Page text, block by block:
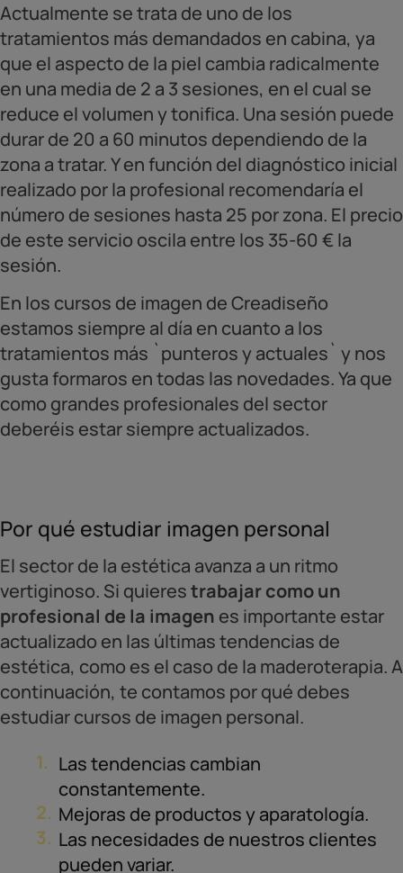
Actualmente se trata de uno de los
tratamientos más demandados en cabina, ya
que el aspecto de la piel cambia radicalmente
en una media de 2 a 3 sesiones, en el cual se
reduce el volumen y tonifica. Una sesión puede
durar de 20 a 60 minutos dependiendo de la
zona a tratar. Y en función del diagnóstico inicial
realizado por la profesional recomendaría el
número de sesiones hasta 25 por zona. El precio
de este servicio oscila entre los 35-60 € la
sesión.
En los cursos de imagen de Creadiseño
estamos siempre al día en cuanto a los
tratamientos más `punteros y actuales` y nos
gusta formaros en todas las novedades. Ya que
como grandes profesionales del sector
deberéis estar siempre actualizados.
Por qué estudiar imagen personal
El sector de la estética avanza a un ritmo
vertiginoso. Si quierestrabajar como un
profesional de la imagen es importante estar
actualizado en las últimas tendencias de
estética, como es el caso de la maderoterapia. A
continuación, te contamos por qué debes
estudiar cursos de imagen personal.
Las tendencias cambian
constantemente.
Mejoras de productos y aparatología.
Las necesidades de nuestros clientes
pueden variar.